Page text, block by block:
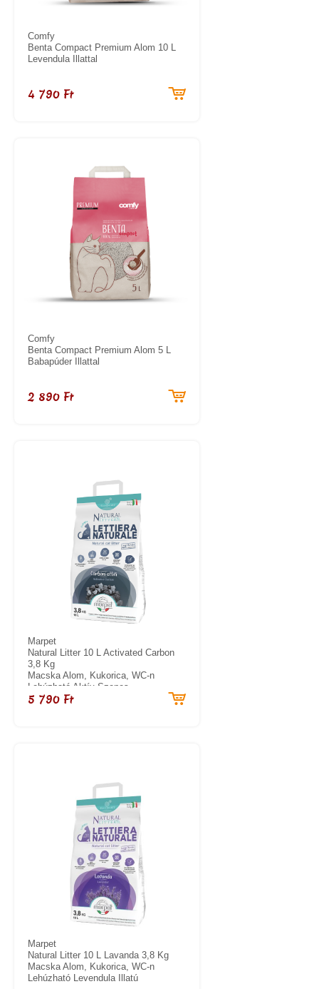
Comfy
Benta Compact Premium Alom 10 L
Levendula Illattal
4 790 Ft
Comfy
Benta Compact Premium Alom 5 L
Babapúder Illattal
2 890 Ft
Marpet
Natural Litter 10 L Activated Carbon
3,8 Kg
Macska Alom, Kukorica, WC-n
Lehúzható Aktív Szenes
5 790 Ft
Marpet
Natural Litter 10 L Lavanda 3,8 Kg
Macska Alom, Kukorica, WC-n
Lehúzható Levendula Illatú